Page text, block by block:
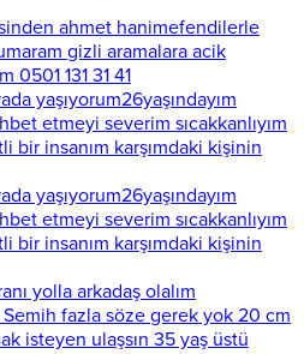
ahmet hanimefendilerle
gizli aramalara acik
0501 131 31 41
yaşıyorum26yaşındayım
etmeyi severim sıcakkanlıyım
bir insanım karşımdaki kişinin
yaşıyorum26yaşındayım
etmeyi severim sıcakkanlıyım
bir insanım karşımdaki kişinin
yolla arkadaş olalım
fazla söze gerek yok 20 cm
isteyen ulaşsın 35 yaş üstü